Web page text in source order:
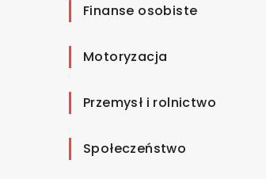
Finanse osobiste
Motoryzacja
Przemysł i rolnictwo
Społeczeństwo